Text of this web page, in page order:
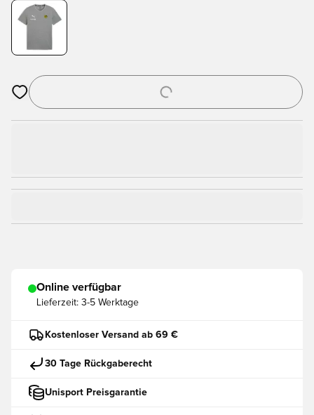
Öffnet ein Fenster zum Anmelden oder Registrieren als
Online verfügbar
Lieferzeit: 3-5 Werktage
Kostenloser Versand ab 69 €
30 Tage Rückgaberecht
Unisport Preisgarantie